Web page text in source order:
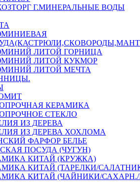
Г.МИНЕРАЛЬНЫЕ ВОДЫ
ЛИТОЙ ГОРНИЦА
ЛИТОЙ КУКМОР
ЛИТОЙ МЕЧТА
КЕРАМИКА
СТЕКЛО
ИЗ ДЕРЕВА
ИЗ ДЕРЕВА ХОХЛОМА
ФАРФОР БЕЛЬЕ
ПОСУДА (ЧУГУН)
КИТАЙ (КРУЖКА)
КИТАЙ (ТАРЕЛКИ/
КИТАЙ (ЧАЙНИКИ/